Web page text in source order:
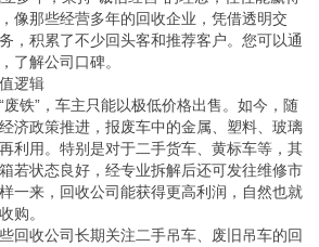
像那些经营多年的回收企业，凭借透明交
，积累了不少回头客和推荐客户。您可以通
了解公司口碑。
逻辑
铁”，车主只能以极低价格出售。如今，随
济政策推进，报废车中的金属、塑料、玻璃
利用。特别是对于二手货车、黄标车等，其
若状态良好，经专业拆解后还可发往维修市
一来，回收公司能获得更高利润，自然也就
购。
回收公司长期关注二手吊车、废旧吊车的回